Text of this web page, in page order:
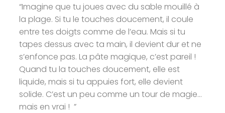
“Imagine que tu joues avec du sable mouillé à
la plage. Si tu le touches doucement, il coule
entre tes doigts comme de l’eau. Mais si tu
tapes dessus avec ta main, il devient dur et ne
s’enfonce pas. La pâte magique, c’est pareil !
Quand tu la touches doucement, elle est
liquide, mais si tu appuies fort, elle devient
solide. C’est un peu comme un tour de magie…
mais en vrai ! ”